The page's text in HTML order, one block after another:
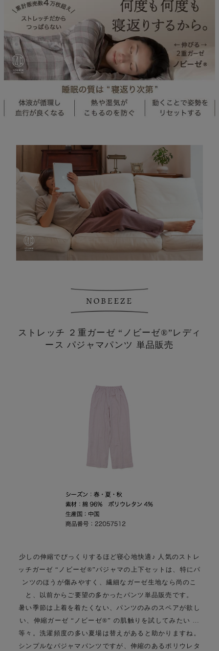
ストレッチ ２重ガーゼ “ノビーゼ®” レディ
ース パジャマパンツ 単品販売
少しの伸縮でびっくりするほど寝心地快適♪ 人気のストレ
ッチガーゼ “ノビーゼ®”パジャマの上下セットは、特にパ
ンツのほうが傷みやすく、繊細なガーゼ生地なら尚のこ
と、
以前からご要望の多かったパンツ単品販売です。
暑い季節は上着を着たくない、パンツのみのスペアが欲し
い、 伸縮ガーゼ “ノビーゼ®” の肌触りを試してみたい …
等々。 洗濯頻度の多い夏場は替えがあると助かりますね。
シンプルなパジャマパンツですが、伸縮のあるポリウレタ